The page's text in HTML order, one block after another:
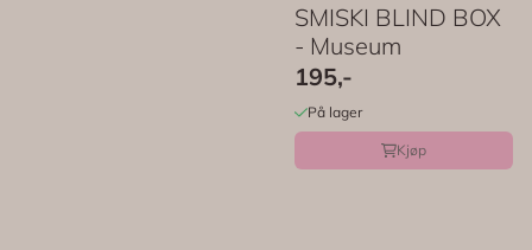
SMISKI BLIND BOX
- Museum
195,-
På lager
Kjøp